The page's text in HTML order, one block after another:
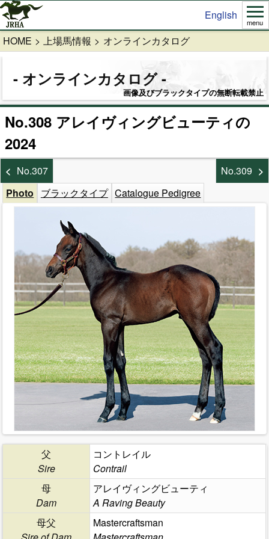
English
menu
HOME 上場馬情報 オンラインカタログ
オンラインカタログ
画像及びブラックタイプの無断転載禁止
No.308 アレイヴィングビューティの
2024
No.307
No.309
Photo
ブラックタイプ Catalogue Pedigree
父
Sire
コントレイル
Contrail
母
Dam
アレイヴィングビューティ
A Raving Beauty
母父
Mastercraftsman